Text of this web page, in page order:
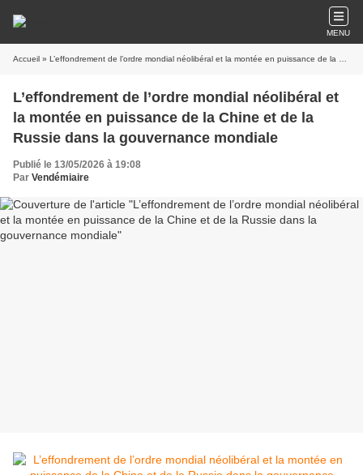
MENU
Accueil » L’effondrement de l’ordre mondial néolibéral et la montée en puissance de la Chine et de la Russie dans la gouvernance mondiale
L’effondrement de l’ordre mondial néolibéral et
la montée en puissance de la Chine et de la
Russie dans la gouvernance mondiale
Publié le 13/05/2026 à 19:08
Par Vendémiaire